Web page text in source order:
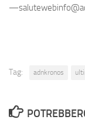
Tag: adnkronos